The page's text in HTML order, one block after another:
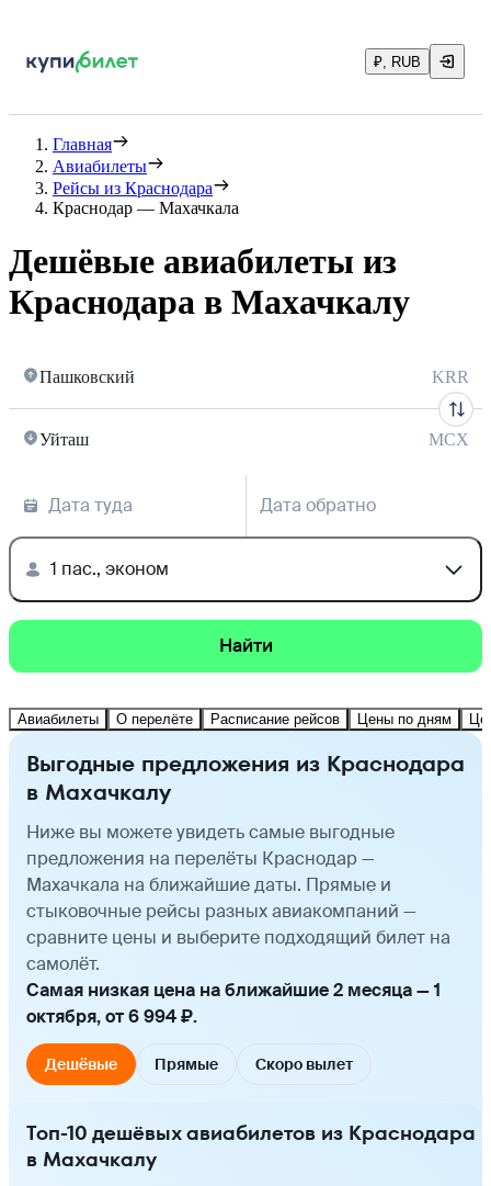
₽, RUB
Главная
Авиабилеты
Рейсы из Краснодара
Краснодар — Махачкала
Дешёвые авиабилеты из
Краснодара в Махачкалу
Пашковский KRR
Уйташ MCX
Дата туда Дата обратно
1 пас., эконом
Найти
Авиабилеты О перелёте Расписание рейсов Цены по дням
Выгодные предложения из Краснодара
в Махачкалу
Ниже вы можете увидеть самые выгодные
предложения на перелёты Краснодар —
Махачкала на ближайшие даты. Прямые и
стыковочные рейсы разных авиакомпаний —
сравните цены и выберите подходящий билет на
самолёт.
Самая низкая цена на ближайшие 2 месяца — 1
октября, от 6 994 ₽.
Дешёвые Прямые Скоро вылет
Топ-10 дешёвых авиабилетов из Краснодара
в Махачкалу